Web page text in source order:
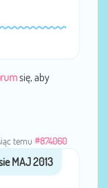
się, aby
temu #874060